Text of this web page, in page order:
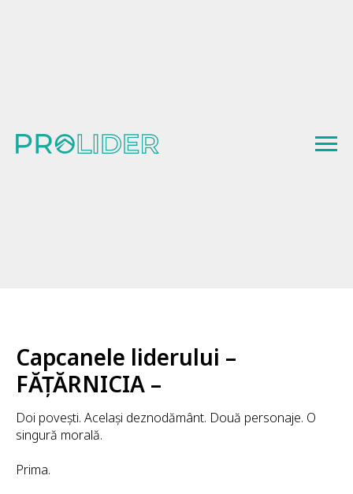
Capcanele liderului –
FĂȚĂRNICIA –
Doi povești. Același deznodământ. Două personaje. O
singură morală.
Prima.